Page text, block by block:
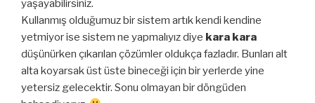
Kullanmış olduğumuz bir sistem artık kendi kendine
yetmiyor ise sistem ne yapmalıyız diye kara kara
düşünürken çıkarılan çözümler oldukça fazladır. Bunları alt
alta koyarsak üst üste bineceği için bir yerlerde yine
yetersiz gelecektir. Sonu olmayan bir döngüden